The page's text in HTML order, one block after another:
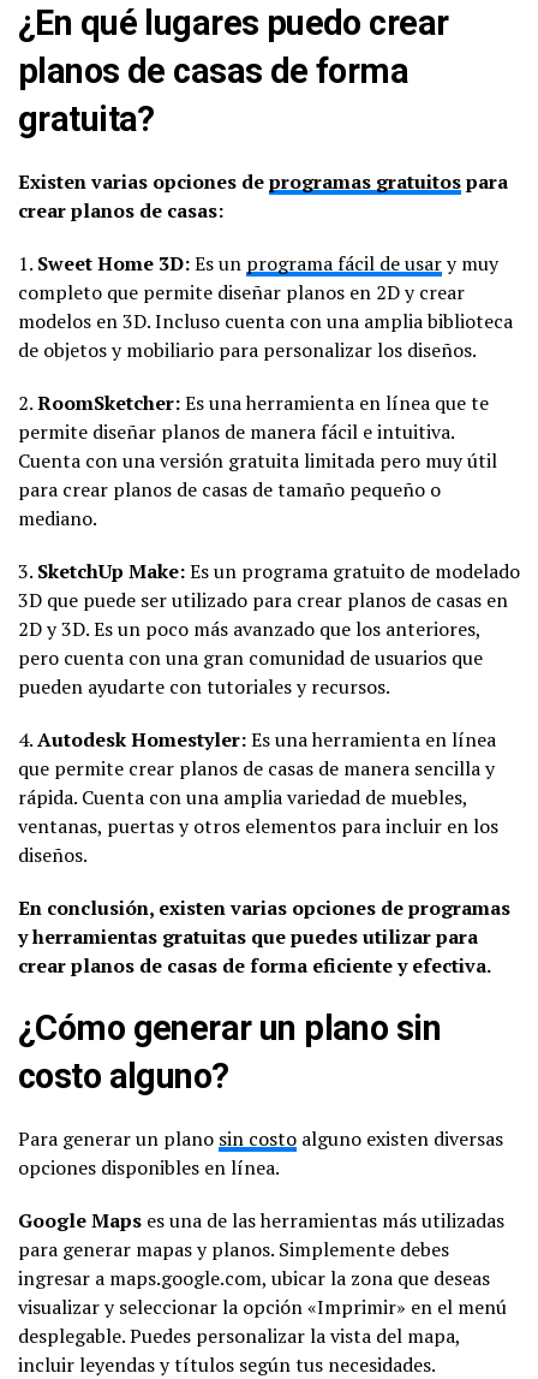
¿En qué lugares puedo crear
planos de casas de forma
gratuita?
Existen varias opciones deprogramas gratuitospara
crear planos de casas:
1. Sweet Home 3D:Es un programa fácil de usary muy
completo que permite diseñar planos en 2D y crear
modelos en 3D. Incluso cuenta con una amplia biblioteca
de objetos y mobiliario para personalizar los diseños.
2.RoomSketcher:Es una herramienta en línea que te
permite diseñar planos de manera fácil e intuitiva.
Cuenta con una versión gratuita limitada pero muy útil
para crear planos de casas de tamaño pequeño o
mediano.
3. SketchUp Make:Es un programa gratuito de modelado
3D que puede ser utilizado para crear planos de casas en
2D y 3D. Es un poco más avanzado que los anteriores,
pero cuenta con una gran comunidad de usuarios que
pueden ayudarte con tutoriales y recursos.
4.Autodesk Homestyler:Es una herramienta en línea
que permite crear planos de casas de manera sencilla y
rápida. Cuenta con una amplia variedad de muebles,
ventanas, puertas y otros elementos para incluir en los
diseños.
En conclusión, existen varias opciones de programas
y herramientas gratuitas que puedes utilizar para
crear planos de casas de forma eficiente y efectiva.
¿Cómo generar un plano sin
costo alguno?
Para generar un plano sin costo alguno existen diversas
opciones disponibles en línea.
Google Maps es una de las herramientas más utilizadas
para generar mapas y planos. Simplemente debes
ingresar a maps.google.com, ubicar la zona que deseas
visualizar y seleccionar la opción «Imprimir» en el menú
desplegable. Puedes personalizar la vista del mapa,
incluir leyendas y títulos según tus necesidades.